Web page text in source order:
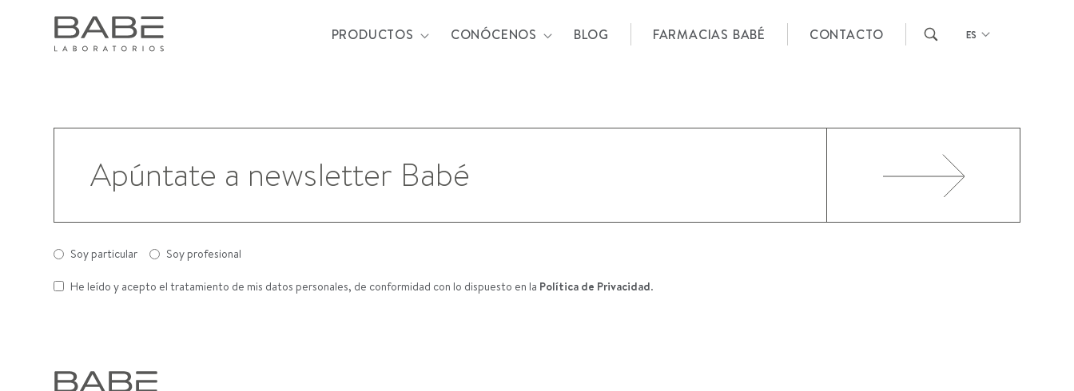
PRODUCTOS CONÓCENOS BLOG FARMACIAS BABÉ CONTACTO ES
Soy particular Soy profesional
He leído y acepto el tratamiento de mis datos personales, de conformidad con lo dispuesto en la Política de Privacidad.